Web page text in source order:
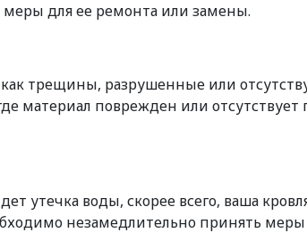
для ее ремонта или замены.
трещины, разрушенные или
материал поврежден или
утечка воды, скорее всего, ваша
незамедлительно принять меры